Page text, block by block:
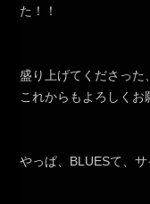
た！！
盛り上げてくださった
これからもよろしくお
やっぱ、BLUESて、サ